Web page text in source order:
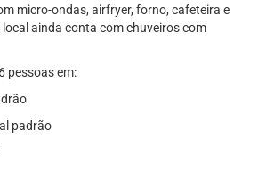
micro-ondas, airfryer, forno, cafeteira e
local ainda conta com chuveiros com
pessoas em:
padrão